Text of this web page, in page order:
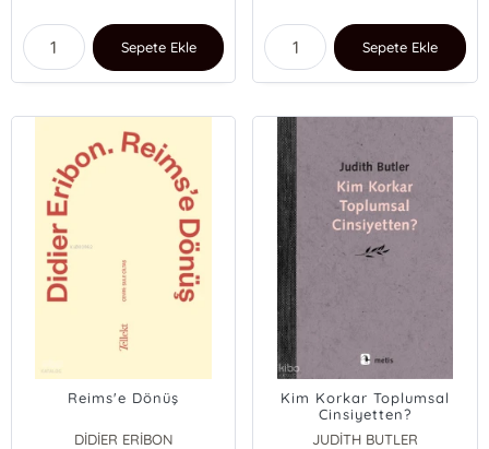
Sepete Ekle Sepete Ekle
Reims'e Dönüş
DİDİER ERİBON
Kim Korkar Toplumsal
Cinsiyetten?
JUDİTH BUTLER